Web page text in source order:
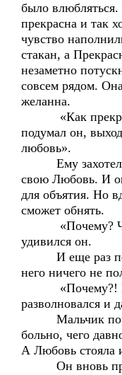
было
прекрасна и так
чувство
стакан, а
незаметно
совсем рядом.
желанна.
«Как
подумал он,
любовь».
Ему
свою Любовь. И
для объятия. Но
сможет обнять.
«Почему? Что
удивился он.
И еще раз
него ничего не
«Почему?!
разволновался и
Мальчик
больно, чего
А Любовь стояла
Он вновь